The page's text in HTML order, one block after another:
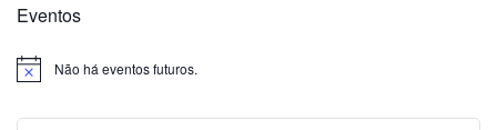
Eventos
Notice Não há eventos futuros.